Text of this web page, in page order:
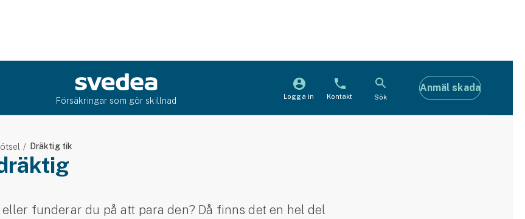
Försäkringar som gör skillnad Logga in Kontakt Sök
Anmäl skada
Dräktig tik
funderar du på att para den? Då finns det en hel del